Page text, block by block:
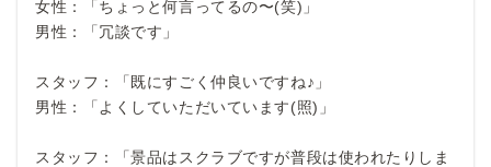
女性：「ちょっと何言ってるの〜(笑)」
男性：「冗談です」
スタッフ：「既にすごく仲良いですね♪」
男性：「よくしていただいています(照)」
スタッフ：「景品はスクラブですが普段は使われたりしま